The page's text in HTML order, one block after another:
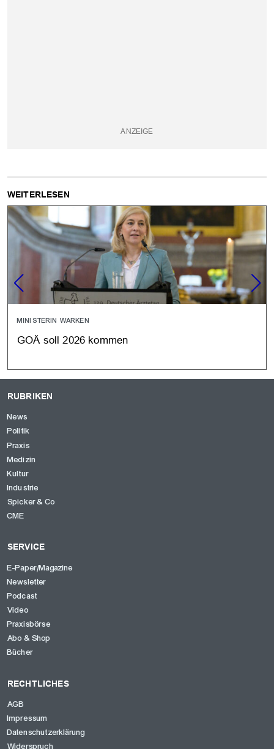
WEITERLESEN
MINISTERIN WARKEN
GOÄ soll 2026 kommen
RUBRIKEN
News
Politik
Praxis
Medizin
Kultur
Industrie
Spicker & Co
CME
SERVICE
E-Paper/Magazine
Newsletter
Podcast
Video
Praxisbörse
Abo & Shop
Bücher
RECHTLICHES
AGB
Impressum
Datenschutzerklärung
Widerspruch